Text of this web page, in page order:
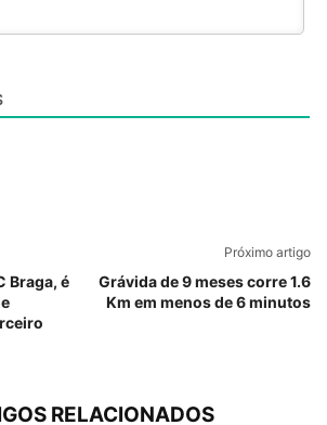
Braga, é
Próximo artigo
Grávida de 9 meses corre 1.6
Km em menos de 6 minutos
RELACIONADOS